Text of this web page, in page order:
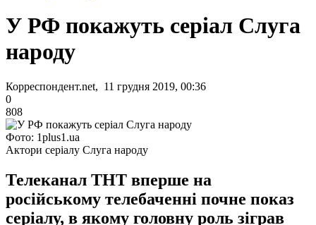
У РФ покажуть серіал Слуга
народу
Корреспондент.net, 11 грудня 2019, 00:36
0
808
Фото: 1plus1.ua
Актори серіалу Слуга народу
Телеканал ТНТ вперше на
російському телебаченні почне показ
серіалу, в якому головну роль зіграв